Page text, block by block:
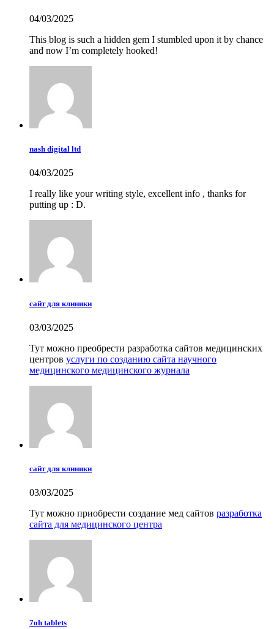
04/03/2025
This blog is such a hidden gem I stumbled upon it by chance
and now I’m completely hooked!
nash digital ltd
04/03/2025
I really like your writing style, excellent info , thanks for
putting up : D.
сайт для клиники
03/03/2025
Тут можно преобрести разработка сайтов медицинских
центров услуги по созданию сайта научного
медицинского медицинского журнала
сайт для клиники
03/03/2025
Тут можно приобрести создание мед сайтов разработка
сайта для медицинского центра
7oh tablets